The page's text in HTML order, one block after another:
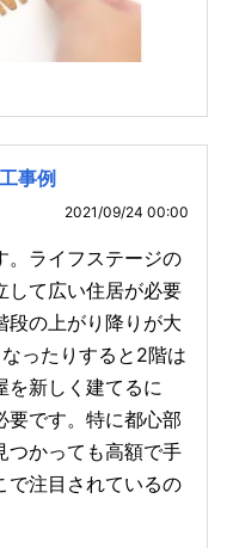
事例
2021/09/24 00:00
。ライフステージの
して広い住居が必要
段の上がり降りが大
ったりすると2階は
を新しく建てるに
要です。特に都心部
つかっても高額で手
で注目されているの